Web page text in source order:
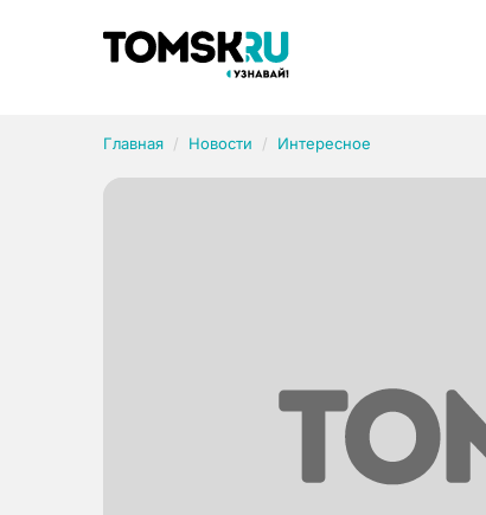
Главная Новости Интересное
Рубрики